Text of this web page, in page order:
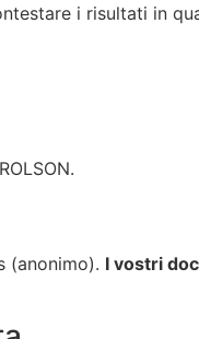
i risultati in
(anonimo). I vostri